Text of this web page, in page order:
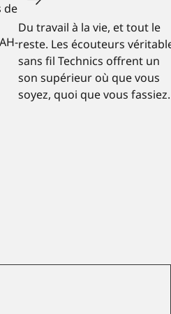
de
Du travail à la vie, et tout le
reste. Les écouteurs
sans fil Technics offrent un
son supérieur où que vous
soyez, quoi que vous fassiez.